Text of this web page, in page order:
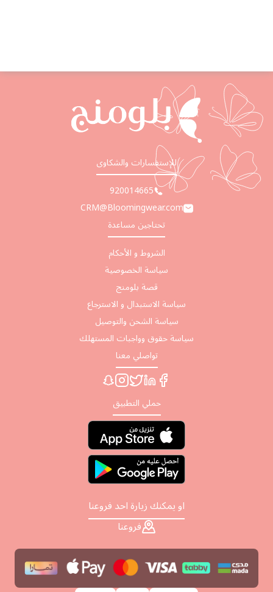
للإستفسارات والشكاوى
920014665
CRM@Bloomingwear.com
تحتاجين مساعدة
الشروط و الأحكام
سياسة الخصوصية
قصة بلومنج
سياسة الاستبدال و الاسترجاع
سياسة الشحن والتوصيل
سياسة حقوق وواجبات المستهلك
تواصلي معنا
حملي التطبيق
او يمكنك زيارة احد فروعنا
فروعنا